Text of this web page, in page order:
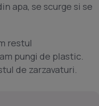
apa, se scurge si se
restul
pungi de plastic.
de zarzavaturi.